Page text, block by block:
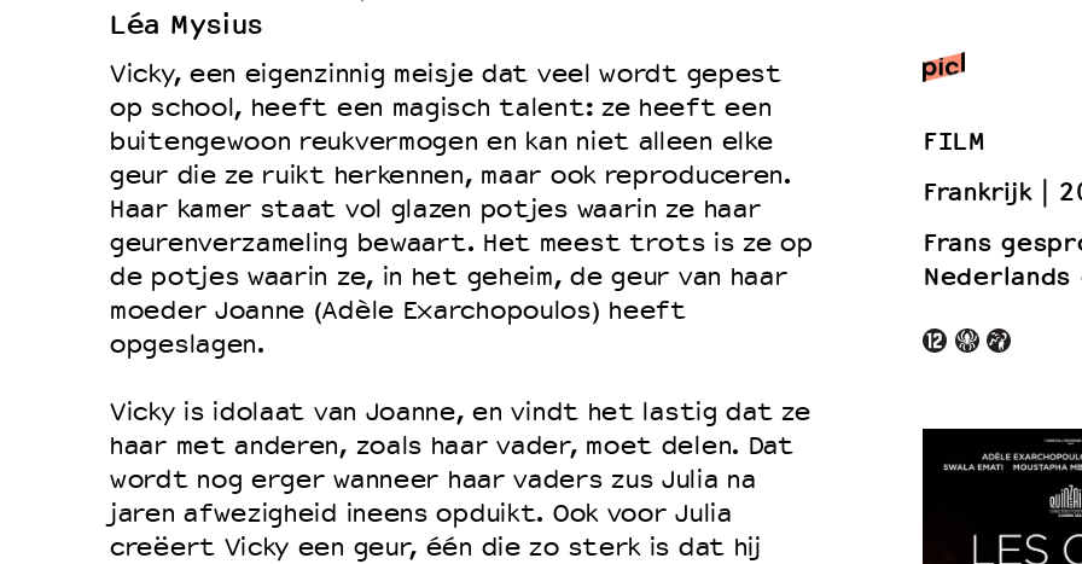
Duurzaamheid
Culturele boycot Israël
Ruimte voor artistieke vrijheid – VNPF
Léa Mysius
Vicky, een eigenzinnig meisje dat veel wordt gepest
op school, heeft een magisch talent: ze heeft een
buitengewoon reukvermogen en kan niet alleen elke
geur die ze ruikt herkennen, maar ook reproduceren.
Haar kamer staat vol glazen potjes waarin ze haar
geurenverzameling bewaart. Het meest trots is ze op
de potjes waarin ze, in het geheim, de geur van haar
moeder Joanne (Adèle Exarchopoulos) heeft
opgeslagen.
Vicky is idolaat van Joanne, en vindt het lastig dat ze
haar met anderen, zoals haar vader, moet delen. Dat
wordt nog erger wanneer haar vaders zus Julia na
jaren afwezigheid ineens opduikt. Ook voor Julia
creëert Vicky een geur, één die zo sterk is dat hij
FILM
Frankrijk
Frans